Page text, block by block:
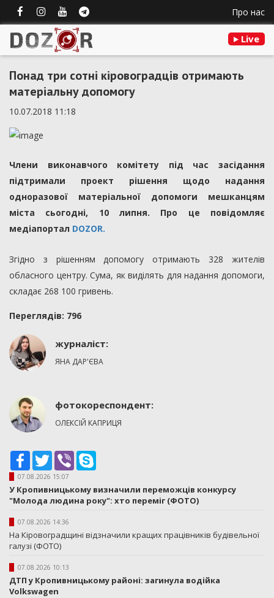
Про нас
Live
Понад три сотні кіровоградців отримають
матеріальну допомогу
10.07.2018 11:18
Члени виконавчого комітету під час засідання
підтримали проект рішення щодо надання
одноразової матеріальної допомоги мешканцям
міста сьогодні, 10 липня. Про це повідомляє
медіапортал DOZOR.
Згідно з рішенням допомогу отримають 328 жителів
обласного центру. Сума, як виділять для надання допомоги,
складає 268 100 гривень.
Переглядiв: 796
журналіст:
ЯНА ДАР'ЄВА
фотокореспондент:
ОЛЕКСІЙ КАПРИЦЯ
Facebook
TwitterViber
07.08.2026 15:07
У Кропивницькому визначили переможців конкурсу
"Молода людина року": хто переміг (ФОТО)
07.08.2026 14:36
На Кіровоградщині відзначили кращих працівників будівельної
галузі (ФОТО)
07.08.2026 10:13
ДТП у Кропивницькому районі: загинула водійка
Volkswagen